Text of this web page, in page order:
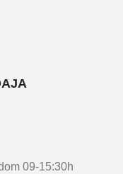
09-15:30h